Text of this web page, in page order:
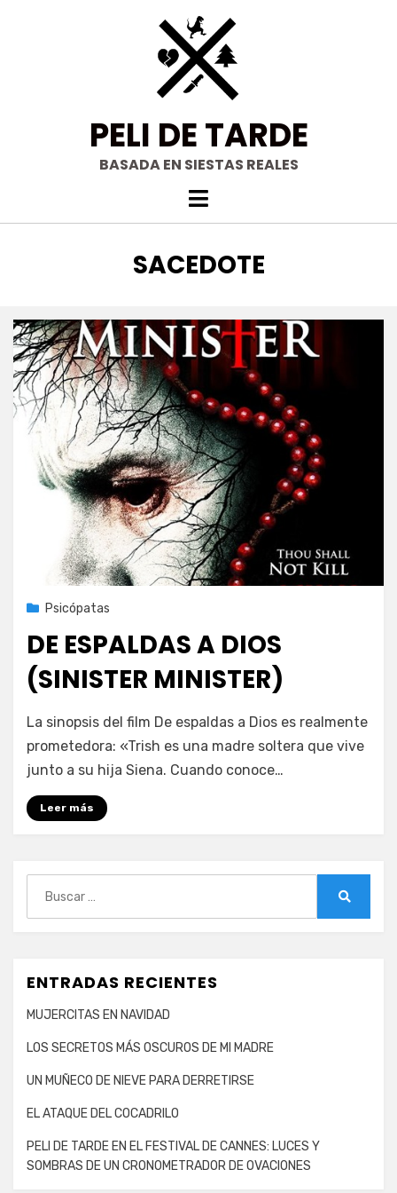
PELI DE TARDE
BASADA EN SIESTAS REALES
ETIQUETA
:
SACEDOTE
Publicada
17 de abril de 2022
Psicópatas
DE ESPALDAS A DIOS
(SINISTER MINISTER)
por PeliDeTarde
Deja un comentarioen
ESPALDAS
A
La sinopsis del film De espaldas a Dios es realmente
prometedora: «Trish es una madre soltera que vive
junto a su hija Siena. Cuando conoce…
Leer más
ENTRADAS RECIENTES
MUJERCITAS EN NAVIDAD
LOS SECRETOS MÁS OSCUROS DE MI MADRE
UN MUÑECO DE NIEVE PARA DERRETIRSE
EL ATAQUE DEL COCADRILO
PELI DE TARDE EN EL FESTIVAL DE CANNES: LUCES Y
SOMBRAS DE UN CRONOMETRADOR DE OVACIONES